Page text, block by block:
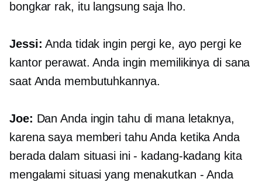
bongkar rak, itu langsung saja lho.
Jessi: Anda tidak ingin pergi ke, ayo pergi ke
kantor perawat. Anda ingin memilikinya di sana
saat Anda membutuhkannya.
Joe: Dan Anda ingin tahu di mana letaknya,
karena saya memberi tahu Anda ketika Anda
berada dalam situasi ini - kadang-kadang kita
mengalami situasi yang menakutkan - Anda